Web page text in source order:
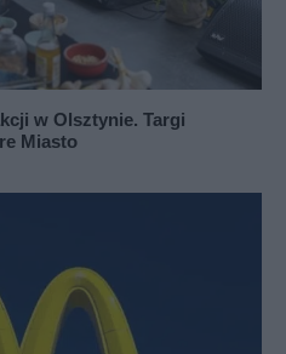
w Olsztynie. Targi
Miasto